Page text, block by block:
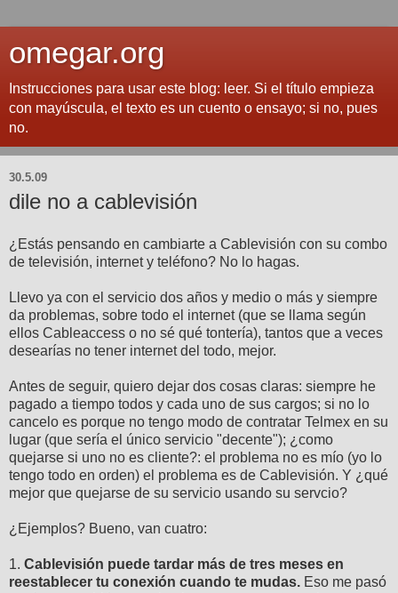
omegar.org
Instrucciones para usar este blog: leer. Si el título empieza
con mayúscula, el texto es un cuento o ensayo; si no, pues
no.
30.5.09
dile no a cablevisión
¿Estás pensando en cambiarte a Cablevisión con su combo
de televisión, internet y teléfono? No lo hagas.
Llevo ya con el servicio dos años y medio o más y siempre
da problemas, sobre todo el internet (que se llama según
ellos Cableaccess o no sé qué tontería), tantos que a veces
desearías no tener internet del todo, mejor.
Antes de seguir, quiero dejar dos cosas claras: siempre he
pagado a tiempo todos y cada uno de sus cargos; si no lo
cancelo es porque no tengo modo de contratar Telmex en su
lugar (que sería el único servicio "decente"); ¿como
quejarse si uno no es cliente?: el problema no es mío (yo lo
tengo todo en orden) el problema es de Cablevisión. Y ¿qué
mejor que quejarse de su servicio usando su servcio?
¿Ejemplos? Bueno, van cuatro:
1. Cablevisión puede tardar más de tres meses en
reestablecer tu conexión cuando te mudas. Eso me pasó